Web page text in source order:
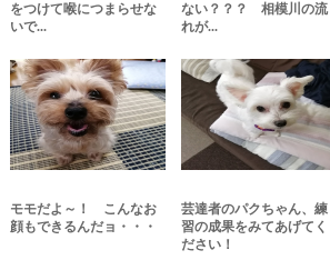
をつけて喉につまらせな
いで...
ない？？？ 相模川の流
れが...
モモだよ～！ こんなお
顔もできるんだョ・・・
芸達者のパクちゃん、練
習の成果をみてあげてく
ださい！